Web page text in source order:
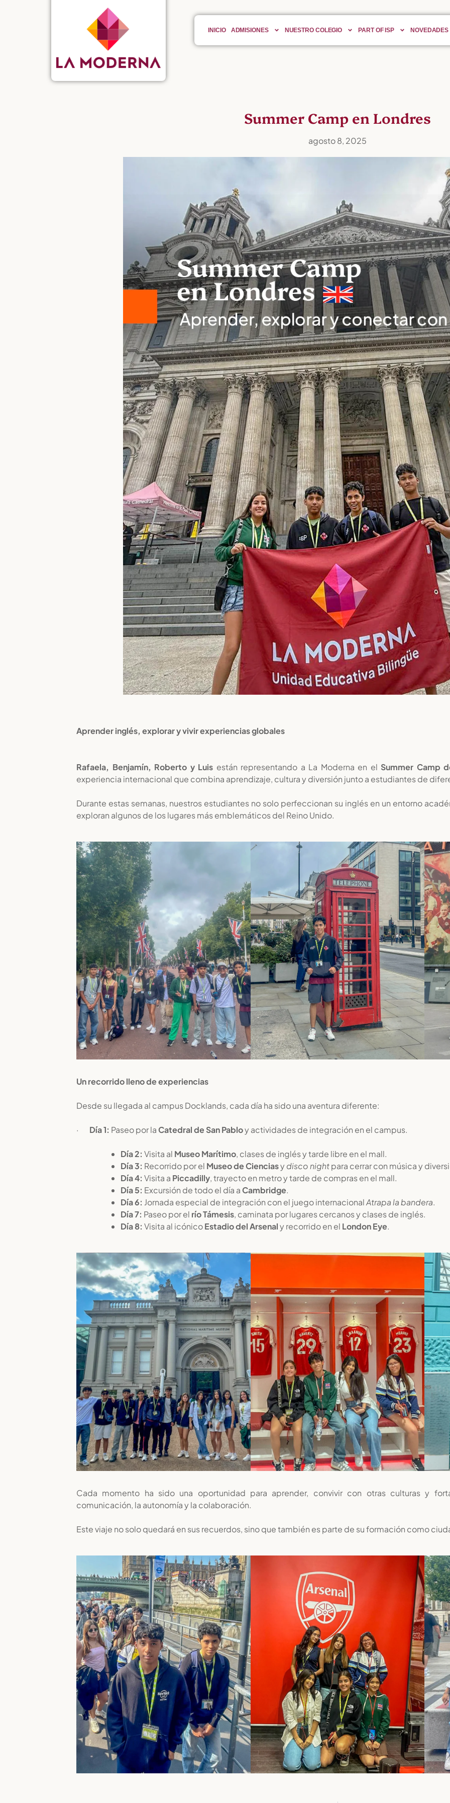
INICIO ADMISIONES NUESTRO COLEGIO PART OF ISP NOVEDADES
Summer Camp en Londres
agosto 8, 2025
Aprender inglés, explorar y vivir experiencias globales
Rafaela, Benjamín, Roberto y Luis están representando a La Moderna en el Summer Camp
experiencia internacional que combina aprendizaje, cultura y diversión junto a estudiantes de
Durante estas semanas, nuestros estudiantes no solo perfeccionan su inglés en un entorno
exploran algunos de los lugares más emblemáticos del Reino Unido.
Un recorrido lleno de experiencias
Desde su llegada al campus Docklands, cada día ha sido una aventura diferente:
· Día 1: Paseo por laCatedral de San Pabloy actividades de integración en el campus.
Día 2: Visita al Museo Marítimo, clases de inglés y tarde libre en el mall.
Día 3: Recorrido por el Museo de Cienciasydisco nightpara cerrar con música y
Día 4: Visita a Piccadilly, trayecto en metro y tarde de compras en el mall.
Día 5: Excursión de todo el día aCambridge.
Día 6: Jornada especial de integración con el juego internacionalAtrapa la bandera.
Día 7: Paseo por el río Támesis, caminata por lugares cercanos y clases de inglés.
Día 8: Visita al icónicoEstadio del Arsenaly recorrido en el London Eye.
Cada momento ha sido una oportunidad para aprender, convivir con otras culturas y
comunicación, la autonomía y la colaboración.
Este viaje no solo quedará en sus recuerdos, sino que también es parte de su formación como